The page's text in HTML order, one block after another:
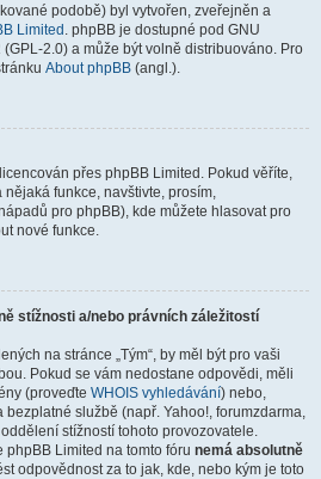
podobě) byl vytvořen, zveřejněn a
Limited . phpBB je dostupné pod GNU
2.0) a může být volně distribuováno. Pro
About phpBB (angl.).
přes phpBB Limited. Pokud věříte,
funkce, navštivte, prosím,
pro phpBB), kde můžete hlasovat pro
nové funkce.
stížnosti a/nebo právních záležitostí
na stránce „Tým“, by měl být pro vaši
Pokud se vám nedostane odpovědi, měli
(proveďte WHOIS vyhledávání) nebo,
službě (např. Yahoo!, forumzdarma,
stížností tohoto provozovatele.
phpBB Limited na tomto fóru nemá absolutně
odpovědnost za to jak, kde, nebo kým je toto